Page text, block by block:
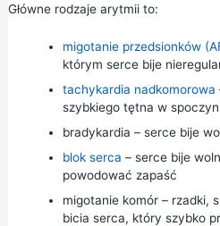
Główne rodzaje arytmii to:
migotanie przedsionków
którym serce bije
tachykardia nadkomorowa
szybkiego tętna w
bradykardia – serce bije
blok serca – serce bije
powodować zapaść
migotanie komór – rzadki,
bicia serca, który szybko